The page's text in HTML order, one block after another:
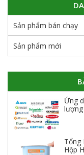
Sản phẩm bán chạy
Sản phẩm mới
Ứng
Tổng
Hộp